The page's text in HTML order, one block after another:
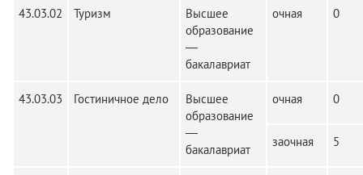
43.03.02 Туризм
Высшее
образование
—
бакалавриат
очная 0
43.03.03 Гостиничное дело
Высшее
образование
—
бакалавриат
очная 0
заочная 5